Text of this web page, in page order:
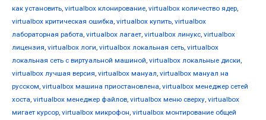
как установить, virtualbox клонирование, virtualbox количество ядер,
virtualbox критическая ошибка, virtualbox купить, virtualbox
лабораторная работа, virtualbox лагает, virtualbox линукс, virtualbox
лицензия, virtualbox логи, virtualbox локальная сеть, virtualbox
локальная сеть с виртуальной машиной, virtualbox локальные диски,
virtualbox лучшая версия, virtualbox мануал, virtualbox мануал на
русском, virtualbox машина приостановлена, virtualbox менеджер сетей
хоста, virtualbox менеджер файлов, virtualbox меню сверху, virtualbox
мигает курсор, virtualbox микрофон, virtualbox монтирование общей